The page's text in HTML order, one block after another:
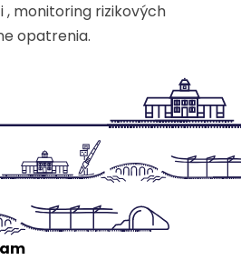
, monitoring rizikových
opatrenia.